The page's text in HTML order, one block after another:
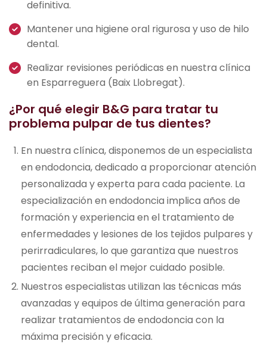
definitiva.
Mantener una higiene oral rigurosa y uso de hilo
dental.
Realizar revisiones periódicas en nuestra clínica
en Esparreguera (Baix Llobregat).
¿Por qué elegir B&G para tratar tu
problema pulpar de tus dientes?
En nuestra clínica, disponemos de un especialista
en endodoncia, dedicado a proporcionar atención
personalizada y experta para cada paciente. La
especialización en endodoncia implica años de
formación y experiencia en el tratamiento de
enfermedades y lesiones de los tejidos pulpares y
perirradiculares, lo que garantiza que nuestros
pacientes reciban el mejor cuidado posible.
Nuestros especialistas utilizan las técnicas más
avanzadas y equipos de última generación para
realizar tratamientos de endodoncia con la
máxima precisión y eficacia.